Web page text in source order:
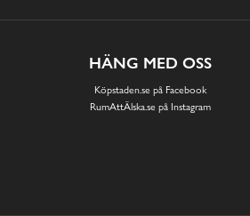
HÄNG MED OSS
Köpstaden.se på Facebook
RumAttÄlska.se på Instagram